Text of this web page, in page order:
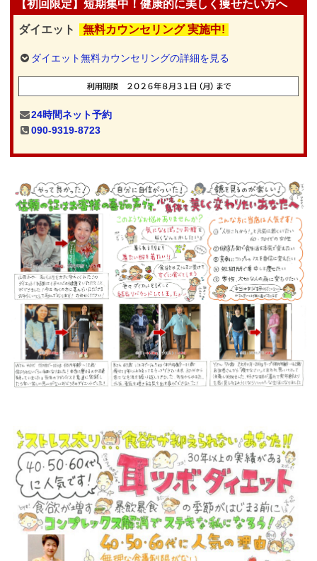
【初回限定】短期集中！健康的に美しく痩せたい方へ
ダイエット 無料カウンセリング 実施中!
ダイエット無料カウンセリングの詳細を見る
24時間ネット予約
090-9319-8723